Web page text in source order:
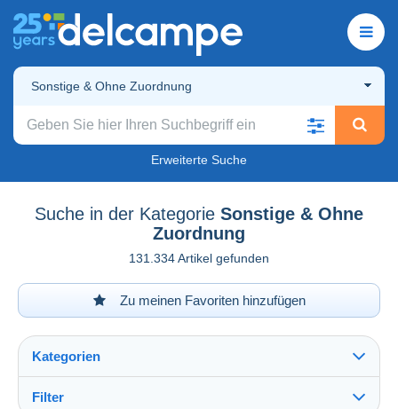
Sonstige & Ohne Zuordnung
Erweiterte Suche
Suche in der Kategorie Sonstige & Ohne
Zuordnung
131.334 Artikel gefunden
Zu meinen Favoriten hinzufügen
Kategorien
Filter